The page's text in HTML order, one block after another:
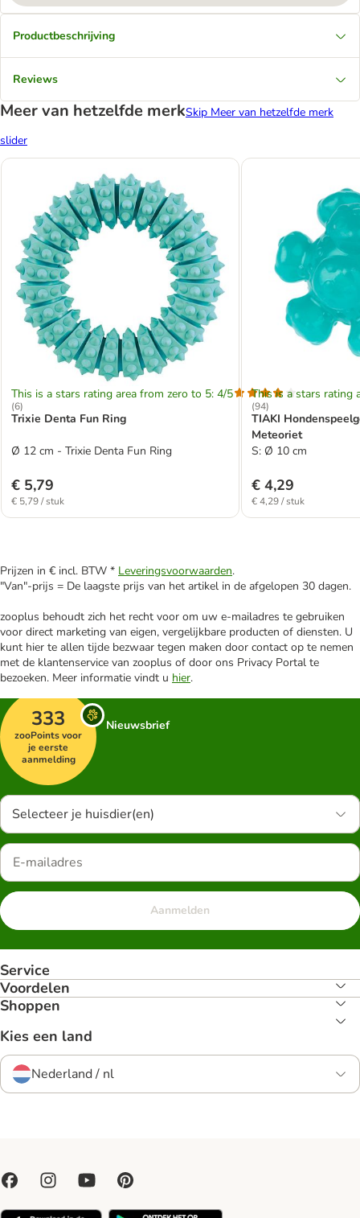
Productbeschrijving
Reviews
Meer van hetzelfde merkSkip Meer van hetzelfde merk
slider
This is a stars rating area from zero to 5: 4/5
(6)
Trixie Denta Fun Ring
Ø 12 cm - Trixie Denta Fun Ring
€ 5,79
€ 5,79 / stuk
This is a stars rating
(94)
TIAKI
Meteoriet
S: Ø 10 cm
€ 4,29
€ 4,29 / stuk
Prijzen in € incl. BTW * Leveringsvoorwaarden.
"Van"-prijs = De laagste prijs van het artikel in de afgelopen 30 dagen.
zooplus behoudt zich het recht voor om uw e-mailadres te gebruiken
voor direct marketing van eigen, vergelijkbare producten of diensten. U
kunt hier te allen tijde bezwaar tegen maken door contact op te nemen
met de klantenservice van zooplus of door ons Privacy Portal te
bezoeken. Meer informatie vindt u hier.
333
zooPoints voor
je eerste
aanmelding
Nieuwsbrief
Selecteer je huisdier(en)
Aanmelden
Service
Voordelen
Shoppen
Kies een land
Nederland / nl